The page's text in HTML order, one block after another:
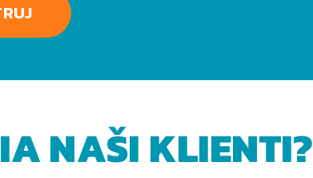
NAŠI KLIENTI?